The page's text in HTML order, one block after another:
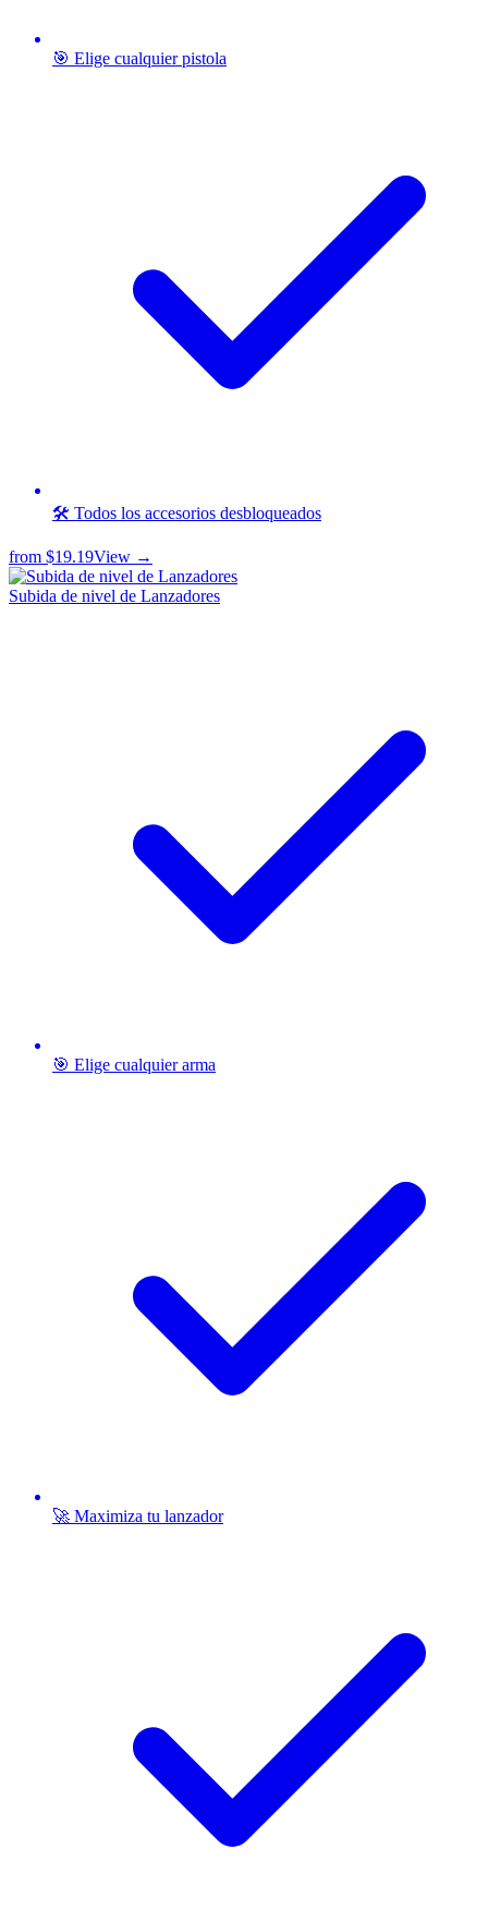
🎯 Elige cualquier pistola
🛠️ Todos los accesorios desbloqueados
from $19.19View →
Subida de nivel de Lanzadores
🎯 Elige cualquier arma
🚀 Maximiza tu lanzador